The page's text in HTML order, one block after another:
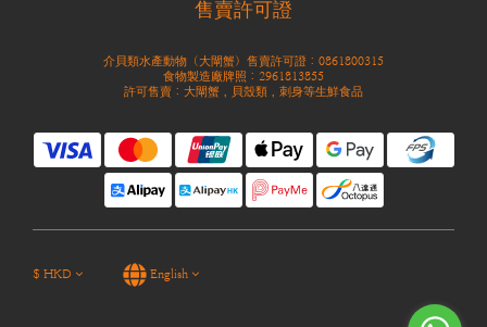
售賣許可證
介貝類水產動物（大閘蟹）售賣許可證：0861800315
食物製造廠牌照：2961813855
許可售賣：大閘蟹，貝殼類，刺身等生鮮食品
$ HKD English